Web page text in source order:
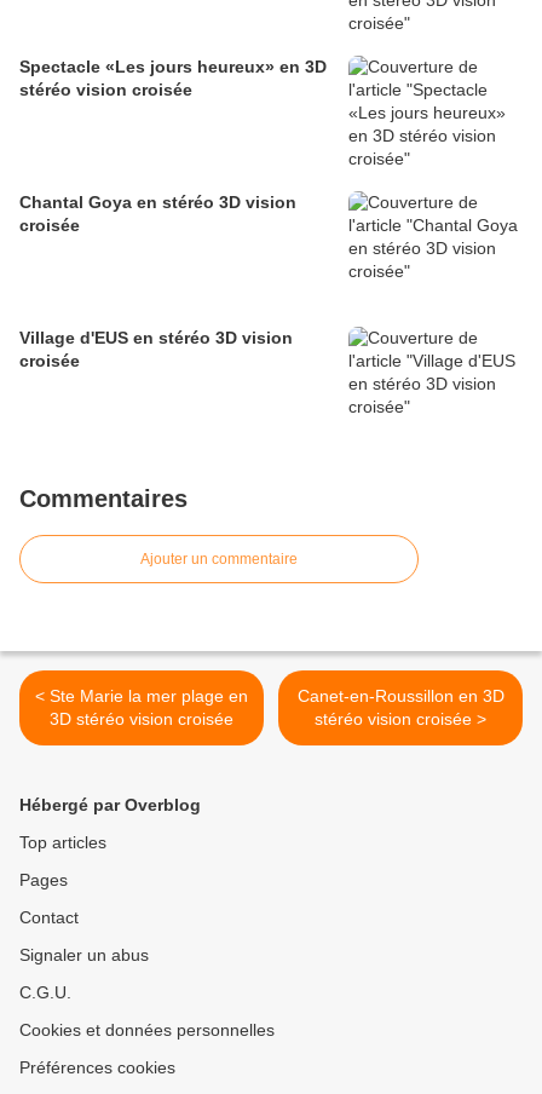
Spectacle «Les jours heureux» en 3D
stéréo vision croisée
Chantal Goya en stéréo 3D vision
croisée
Village d'EUS en stéréo 3D vision
croisée
Commentaires
Ajouter un commentaire
< Ste Marie la mer plage en
3D stéréo vision croisée
Canet-en-Roussillon en 3D
stéréo vision croisée >
Hébergé par Overblog
Top articles
Pages
Contact
Signaler un abus
C.G.U.
Cookies et données personnelles
Préférences cookies